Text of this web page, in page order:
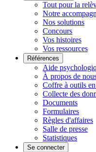
Tout pour la
Notre
Nos solutions
Concours
Vos histoires
Vos ressources
Références
Aide
À propos de
Coffre à outils
Collecte des
Documents
Formulaires
Règles d'affaires
Salle de presse
Statistiques
Se connecter